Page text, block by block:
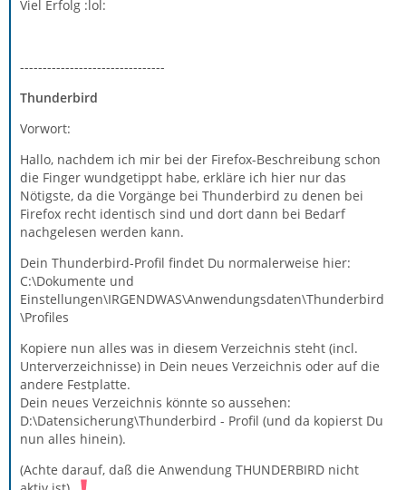
Viel Erfolg :lol:
--------------------------------
Thunderbird
Vorwort:
Hallo, nachdem ich mir bei der Firefox-Beschreibung schon
die Finger wundgetippt habe, erkläre ich hier nur das
Nötigste, da die Vorgänge bei Thunderbird zu denen bei
Firefox recht identisch sind und dort dann bei Bedarf
nachgelesen werden kann.
Dein Thunderbird-Profil findet Du normalerweise hier:
C:\Dokumente und
Einstellungen\IRGENDWAS\Anwendungsdaten\Thunderbird
\Profiles
Kopiere nun alles was in diesem Verzeichnis steht (incl.
Unterverzeichnisse) in Dein neues Verzeichnis oder auf die
andere Festplatte.
Dein neues Verzeichnis könnte so aussehen:
D:\Datensicherung\Thunderbird - Profil (und da kopierst Du
nun alles hinein).
(Achte darauf, daß die Anwendung THUNDERBIRD nicht